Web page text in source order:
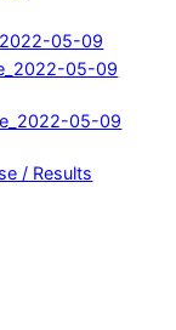
05-09
05-09
05-09
/ Results